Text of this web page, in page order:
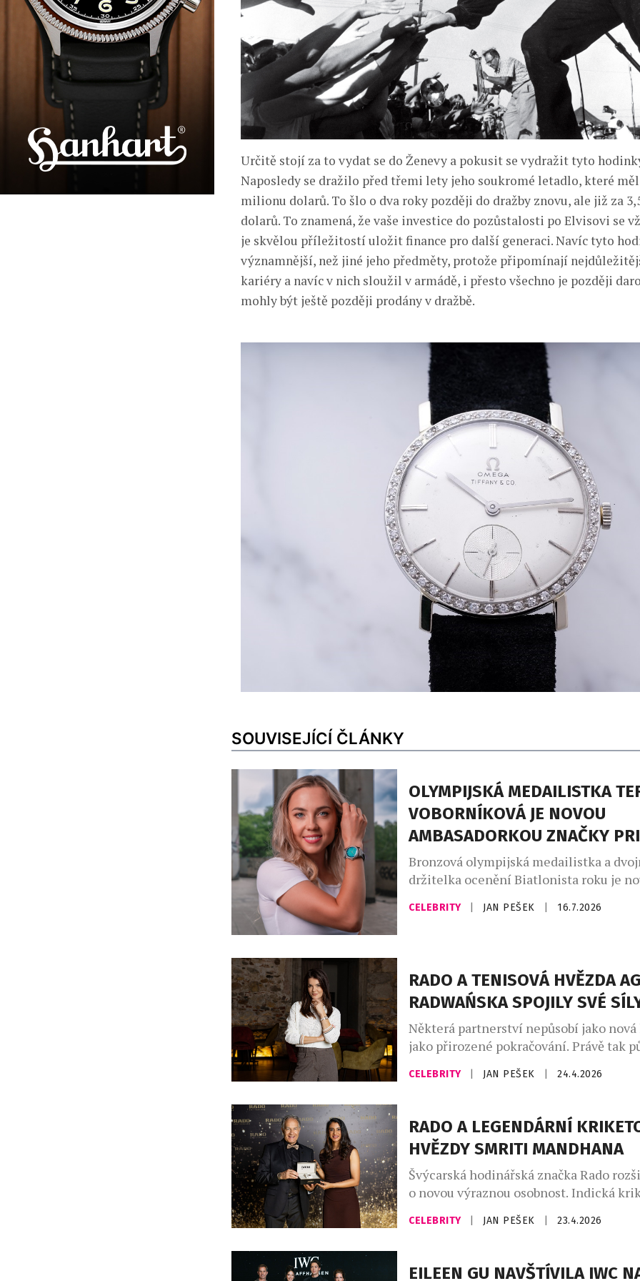
Určitě stojí za to vydat se do Ženevy a pokusit se vydražit tyto
Naposledy se dražilo před třemi lety jeho soukromé letadlo, které
milionu dolarů. To šlo o dva roky později do dražby znovu, ale již za
dolarů. To znamená, že vaše investice do pozůstalosti po Elvisovi se
je skvělou příležitostí uložit finance pro další generaci. Navíc tyto
významnější, než jiné jeho předměty, protože připomínají
kariéry a navíc v nich sloužil v armádě, i přesto všechno je později
mohly být ještě později prodány v dražbě.
SOUVISEJÍCÍ ČLÁNKY
OLYMPIJSKÁ MEDAILISTKA
VOBORNÍKOVÁ JE NOVOU
AMBASADORKOU ZNAČKY
Bronzová olympijská medailistka a
držitelka ocenění Biatlonista roku je
ambasadorkou české značky Prim.
Voborníková je tváří kolekce hodinek
stojí na stejných základech. Tedy na
trpělivosti, ale i práci, která může být
CELEBRITY JAN PEŠEK 16.7.2026
RADO A TENISOVÁ HVĚZDA
RADWAŃSKA SPOJILY SVÉ
Některá partnerství nepůsobí jako
jako přirozené pokračování. Právě tak
Agnieszky Radwańské do rodiny Rado.
světová tenisová hvězda, která patřila
značkou, s níž ji pojí nejen historie, ale
společné hodnoty – preciznost,
detail. Radwańská, známá svou […]
CELEBRITY JAN PEŠEK 24.4.2026
RADO A LEGENDÁRNÍ
HVĚZDY SMRITI MANDHANA
Švýcarská hodinářská značka Rado
o novou výraznou osobnost. Indická
Smriti Mandhana se stává „Friend of
přináší do hodinářství energii, která
posouvat hranice dokonale rezonují s
CELEBRITY JAN PEŠEK 23.4.2026
EILEEN GU NAVŠTÍVILA IWC